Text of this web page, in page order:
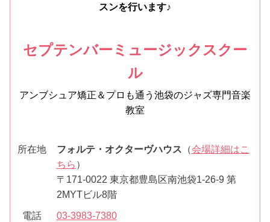
スンを行います♪
セプテンバーミュージックスクー
ル
アンブシュア矯正＆プロも通う池袋のジャズ専門音楽
教室
所在地 フォルテ・オクターヴハウス （会場詳細はこ
ちら ）
〒171-0022 東京都豊島区南池袋1-26-9 第
2MYTビル8階
電話 03-3983-7380